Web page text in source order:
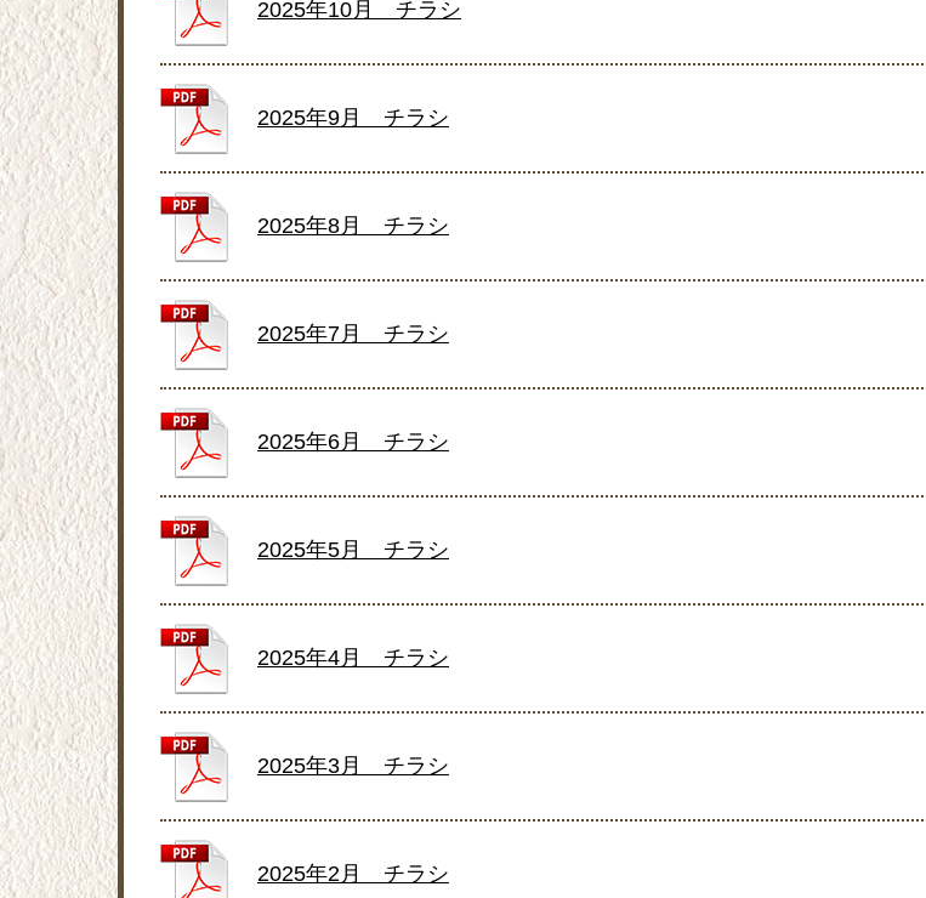
2025年10月 チラシ
2025年9月 チラシ
2025年8月 チラシ
2025年7月 チラシ
2025年6月 チラシ
2025年5月 チラシ
2025年4月 チラシ
2025年3月 チラシ
2025年2月 チラシ